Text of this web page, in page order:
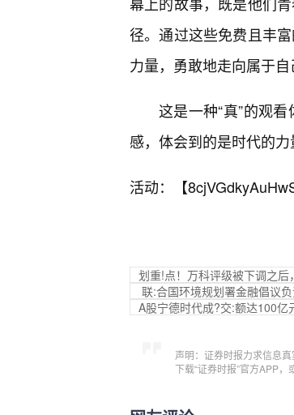
径。通过这些免费且丰
力量，勇敢地走向属于自
这是一种“真”的观
感，体会到的是时代的
活动：【
划重!点！万科评级被下调之后
联:合国环境规划署金融倡议
A股宁德时代成?交:额达100亿
声明：证券时报力求信息
下载“证券时报”官方APP